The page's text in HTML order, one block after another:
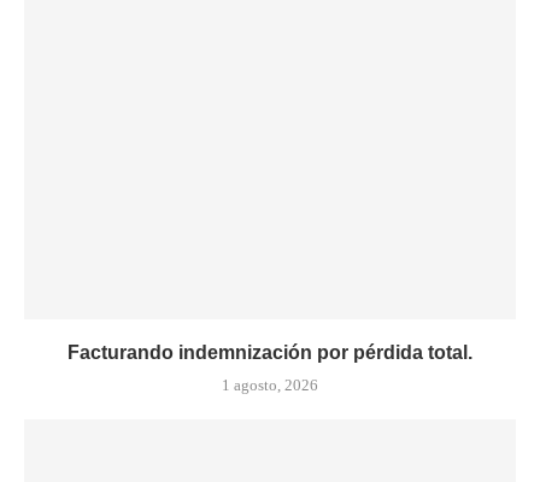
Facturando indemnización por pérdida total.
1 agosto, 2026